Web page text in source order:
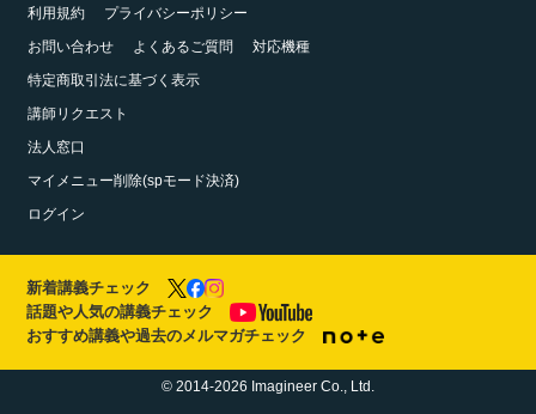
利用規約
プライバシーポリシー
お問い合わせ
よくあるご質問
対応機種
特定商取引法に基づく表示
講師リクエスト
法人窓口
マイメニュー削除(spモード決済)
ログイン
新着講義チェック
話題や人気の講義チェック
おすすめ講義や過去のメルマガチェック
© 2014-2026 Imagineer Co., Ltd.